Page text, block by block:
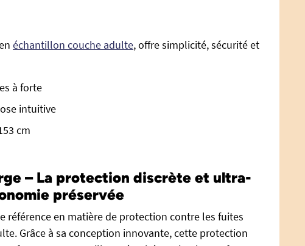
échantillon couche adulte, offre simplicité, sécurité et
à forte
intuitive
cm
– La protection discrète et ultra-
préservée
référence en matière de protection contre les fuites
Grâce à sa conception innovante, cette protection